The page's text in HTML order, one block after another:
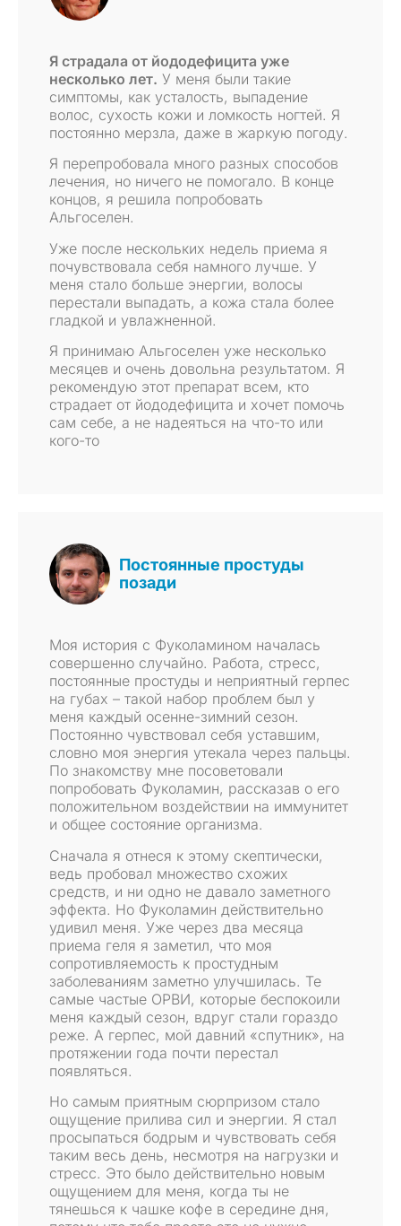
Я страдала от йододефицита уже
несколько лет. У меня были такие
симптомы, как усталость, выпадение
волос, сухость кожи и ломкость ногтей. Я
постоянно мерзла, даже в жаркую погоду.
Я перепробовала много разных способов
лечения, но ничего не помогало. В конце
концов, я решила попробовать
Альгоселен.
Уже после нескольких недель приема я
почувствовала себя намного лучше. У
меня стало больше энергии, волосы
перестали выпадать, а кожа стала более
гладкой и увлажненной.
Я принимаю Альгоселен уже несколько
месяцев и очень довольна результатом. Я
рекомендую этот препарат всем, кто
страдает от йододефицита и хочет помочь
сам себе, а не надеяться на что-то или
кого-то
Постоянные простуды
позади
Моя история с Фуколамином началась
совершенно случайно. Работа, стресс,
постоянные простуды и неприятный герпес
на губах – такой набор проблем был у
меня каждый осенне-зимний сезон.
Постоянно чувствовал себя уставшим,
словно моя энергия утекала через пальцы.
По знакомству мне посоветовали
попробовать Фуколамин, рассказав о его
положительном воздействии на иммунитет
и общее состояние организма.
Сначала я отнеся к этому скептически,
ведь пробовал множество схожих
средств, и ни одно не давало заметного
эффекта. Но Фуколамин действительно
удивил меня. Уже через два месяца
приема геля я заметил, что моя
сопротивляемость к простудным
заболеваниям заметно улучшилась. Те
самые частые ОРВИ, которые беспокоили
меня каждый сезон, вдруг стали гораздо
реже. А герпес, мой давний «спутник», на
протяжении года почти перестал
появляться.
Но самым приятным сюрпризом стало
ощущение прилива сил и энергии. Я стал
просыпаться бодрым и чувствовать себя
таким весь день, несмотря на нагрузки и
стресс. Это было действительно новым
ощущением для меня, когда ты не
тянешься к чашке кофе в середине дня,